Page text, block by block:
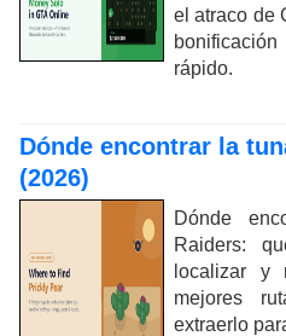
el atraco de
rápido.
Dónde encontrar la
(2026)
Dónde
Raiders:
localizar y
mejores
extraerlo